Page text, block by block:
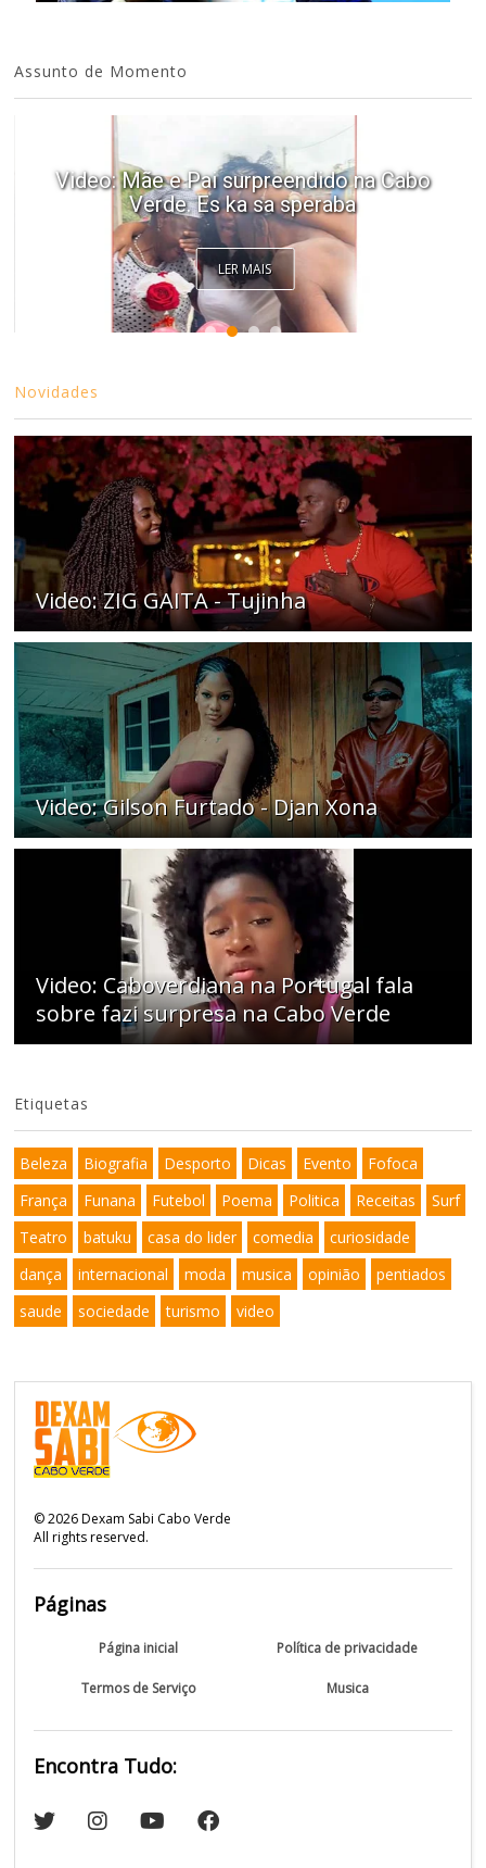
Assunto de Momento
Video: Mãe e Pai surpreendido na Cabo
Verde. Es ka sa speraba
LER MAIS
Novidades
Video: ZIG GAITA - Tujinha
Video: Gilson Furtado - Djan Xona
Video: Caboverdiana na Portugal fala
sobre fazi surpresa na Cabo Verde
Etiquetas
Beleza Biografia Desporto Dicas Evento
Fofoca
França
Funana Futebol Poema Politica Receitas
Surf
Teatro
batuku casa do lider comedia
curiosidade
dança
internacional moda musica opinião
pentiados
saude
sociedade turismo video
©2026Dexam Sabi Cabo Verde
All rights reserved.
Páginas
Página inicial Política de privacidade
Termos de Serviço Musica
Encontra Tudo: